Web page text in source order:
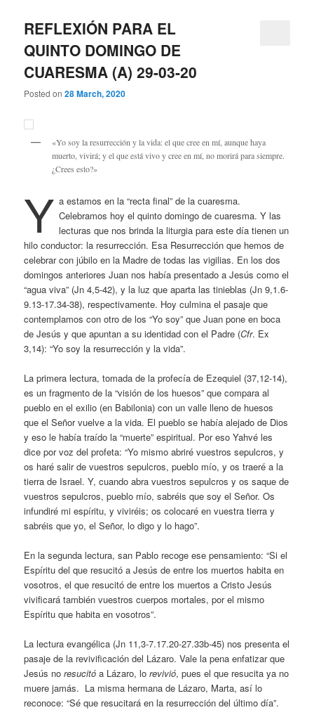
REFLEXIÓN PARA EL
QUINTO DOMINGO DE
CUARESMA (A) 29-03-20
Posted on28 March, 2020
«Yo soy la resurrección y la vida: el que cree en mí, aunque haya
muerto, vivirá; y el que está vivo y cree en mí, no morirá para siempre.
¿Crees esto?»
Y a estamos en la “recta final” de la cuaresma.
Celebramos hoy el quinto domingo de cuaresma. Y las
lecturas que nos brinda la liturgia para este día tienen un
hilo conductor: la resurrección. Esa Resurrección que hemos de
celebrar con júbilo en la Madre de todas las vigilias. En los dos
domingos anteriores Juan nos había presentado a Jesús como el
“agua viva” (Jn 4,5-42), y la luz que aparta las tinieblas (Jn 9,1.6-
9.13-17.34-38), respectivamente. Hoy culmina el pasaje que
contemplamos con otro de los “Yo soy” que Juan pone en boca
de Jesús y que apuntan a su identidad con el Padre (Cfr. Ex
3,14): “Yo soy la resurrección y la vida”.
La primera lectura, tomada de la profecía de Ezequiel (37,12-14),
es un fragmento de la “visión de los huesos” que compara al
pueblo en el exilio (en Babilonia) con un valle lleno de huesos
que el Señor vuelve a la vida. El pueblo se había alejado de Dios
y eso le había traído la “muerte” espiritual. Por eso Yahvé les
dice por voz del profeta: “Yo mismo abriré vuestros sepulcros, y
os haré salir de vuestros sepulcros, pueblo mío, y os traeré a la
tierra de Israel. Y, cuando abra vuestros sepulcros y os saque de
vuestros sepulcros, pueblo mío, sabréis que soy el Señor. Os
infundiré mi espíritu, y viviréis; os colocaré en vuestra tierra y
sabréis que yo, el Señor, lo digo y lo hago”.
En la segunda lectura, san Pablo recoge ese pensamiento: “Si el
Espíritu del que resucitó a Jesús de entre los muertos habita en
vosotros, el que resucitó de entre los muertos a Cristo Jesús
vivificará también vuestros cuerpos mortales, por el mismo
Espíritu que habita en vosotros”.
La lectura evangélica (Jn 11,3-7.17.20-27.33b-45) nos presenta el
pasaje de la revivificación del Lázaro. Vale la pena enfatizar que
Jesús noresucitóa Lázaro, lorevivió, pues el que resucita ya no
muere jamás. La misma hermana de Lázaro, Marta, así lo
reconoce: “Sé que resucitará en la resurrección del último día”.